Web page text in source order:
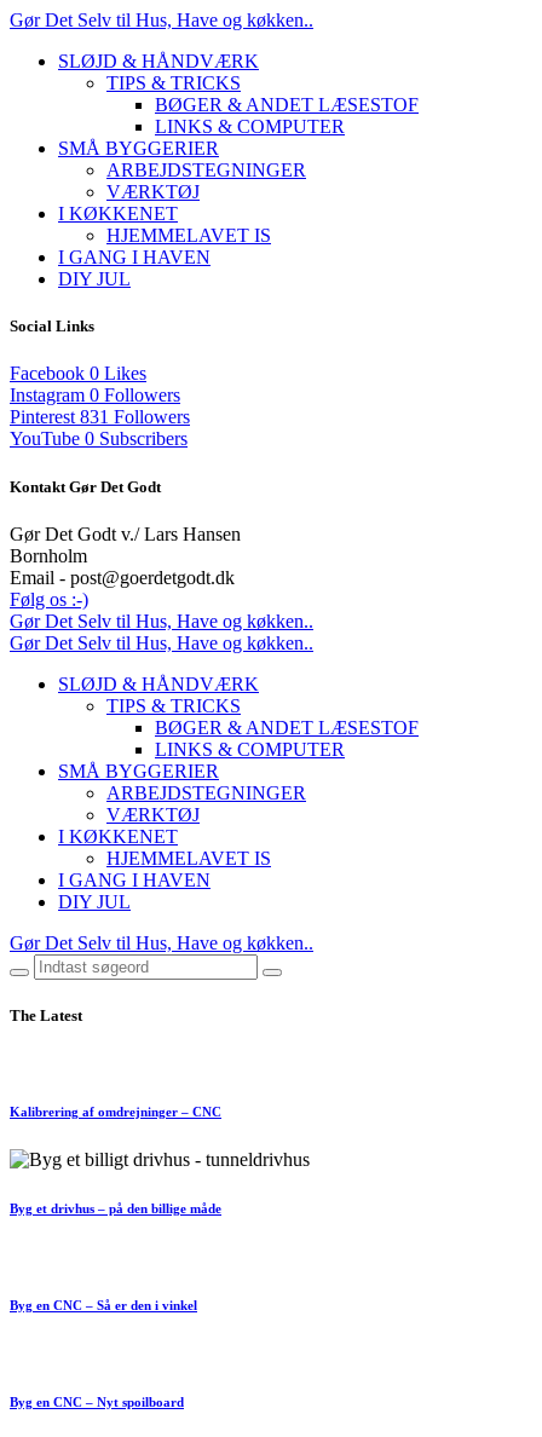
Gør Det Selv til Hus, Have og køkken..
SLØJD & HÅNDVÆRK
TIPS & TRICKS
BØGER & ANDET LÆSESTOF
LINKS & COMPUTER
SMÅ BYGGERIER
ARBEJDSTEGNINGER
VÆRKTØJ
I KØKKENET
HJEMMELAVET IS
I GANG I HAVEN
DIY JUL
Social Links
Facebook 0 Likes
Instagram 0 Followers
Pinterest 831 Followers
YouTube 0 Subscribers
Kontakt Gør Det Godt
Gør Det Godt v./ Lars Hansen
Bornholm
Email - post@goerdetgodt.dk
Følg os :-)
Gør Det Selv til Hus, Have og køkken..
Gør Det Selv til Hus, Have og køkken..
SLØJD & HÅNDVÆRK
TIPS & TRICKS
BØGER & ANDET LÆSESTOF
LINKS & COMPUTER
SMÅ BYGGERIER
ARBEJDSTEGNINGER
VÆRKTØJ
I KØKKENET
HJEMMELAVET IS
I GANG I HAVEN
DIY JUL
Gør Det Selv til Hus, Have og køkken..
The Latest
Kalibrering af omdrejninger – CNC
Byg et drivhus – på den billige måde
Byg en CNC – Så er den i vinkel
Byg en CNC – Nyt spoilboard